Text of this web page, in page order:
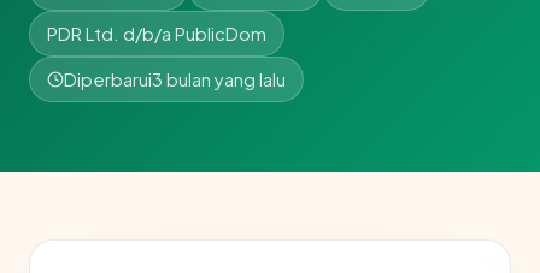
PDR Ltd. d/b/a PublicDom
Diperbarui3 bulan yang lalu